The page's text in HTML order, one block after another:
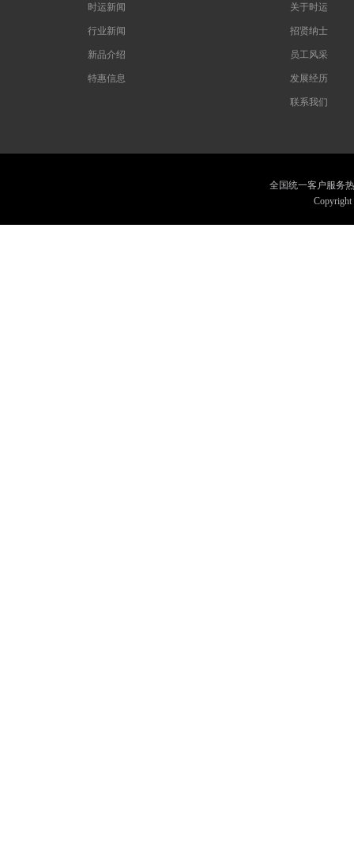
时运新闻
行业新闻
新品介绍
特惠信息
关于时运
招贤纳士
员工风采
发展经历
联系我们
全国统一客户服务